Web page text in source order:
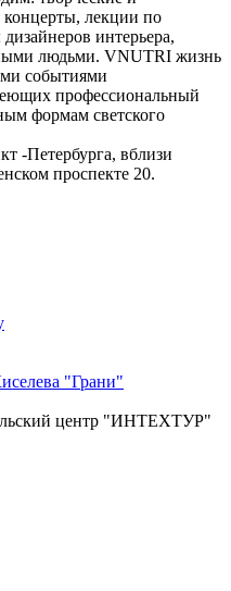
концерты, лекции по
интерьера,
людьми. VNUTRI жизнь
событиями
профессиональный
формам светского
-Петербурга, вблизи
проспекте 20.
"Грани"
центр "ИНТЕХТУР"